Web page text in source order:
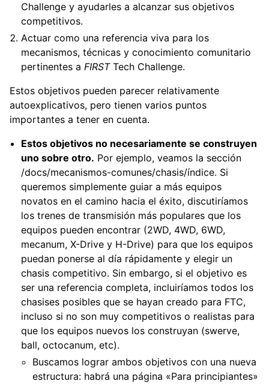
Challenge y ayudarles a alcanzar sus objetivos
competitivos.
Actuar como una referencia viva para los
mecanismos, técnicas y conocimiento comunitario
pertinentes aFIRSTTech Challenge.
Estos objetivos pueden parecer relativamente
autoexplicativos, pero tienen varios puntos
importantes a tener en cuenta.
Estos objetivos no necesariamente se construyen
uno sobre otro. Por ejemplo, veamos la sección
/docs/mecanismos-comunes/chasis/índice. Si
queremos simplemente guiar a más equipos
novatos en el camino hacia el éxito, discutiríamos
los trenes de transmisión más populares que los
equipos pueden encontrar (2WD, 4WD, 6WD,
mecanum, X-Drive y H-Drive) para que los equipos
puedan ponerse al día rápidamente y elegir un
chasis competitivo. Sin embargo, si el objetivo es
ser una referencia completa, incluiríamos todos los
chasises posibles que se hayan creado para FTC,
incluso si no son muy competitivos o realistas para
que los equipos nuevos los construyan (swerve,
ball, octocanum, etc).
Buscamos lograr ambos objetivos con una nueva
estructura: habrá una página «Para principiantes»